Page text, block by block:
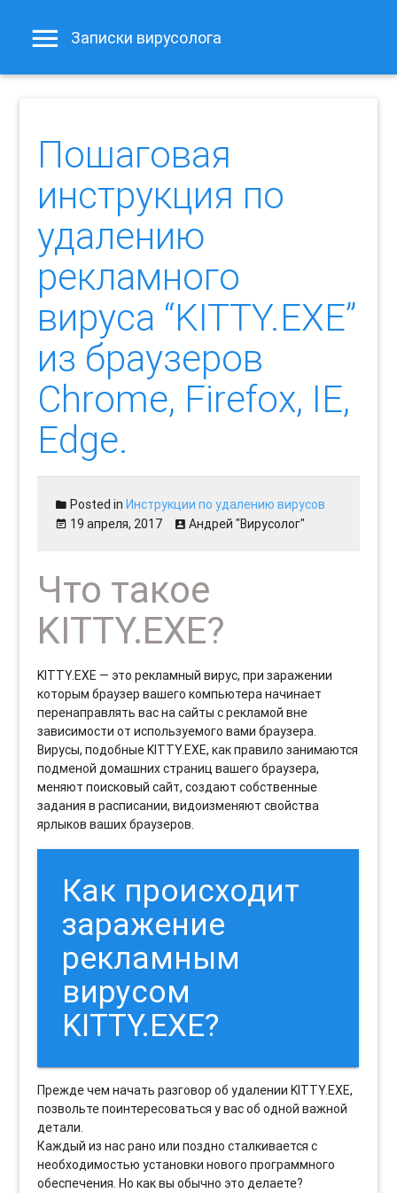
Записки вирусолога
Пошаговая
инструкция по
удалению
рекламного
вируса “KITTY.EXE”
из браузеров
Chrome, Firefox, IE,
Edge.
Posted inИнструкции по удалению вирусов
19 апреля, 2017
Андрей "Вирусолог"
Что такое
KITTY.EXE?
KITTY.EXE — это рекламный вирус, при заражении
которым браузер вашего компьютера начинает
перенаправлять вас на сайты с рекламой вне
зависимости от используемого вами браузера.
Вирусы, подобные KITTY.EXE, как правило занимаются
подменой домашних страниц вашего браузера,
меняют поисковый сайт, создают собственные
задания в расписании, видоизменяют свойства
ярлыков ваших браузеров.
Как происходит
заражение
рекламным
вирусом
KITTY.EXE?
Прежде чем начать разговор об удалении KITTY.EXE,
позвольте поинтересоваться у вас об одной важной
детали.
Каждый из нас рано или поздно сталкивается с
необходимостью установки нового программного
обеспечения. Но как вы обычно это делаете?